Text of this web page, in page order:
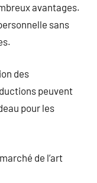
avantages.
sans
des
peuvent
pour les
de l’art